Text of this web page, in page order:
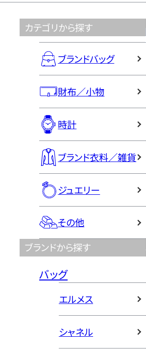
カテゴリから探す
ブランドバッグ
財布／小物
時計
ブランド衣料／雑貨
ジュエリー
その他
ブランドから探す
バッグ
エルメス
シャネル